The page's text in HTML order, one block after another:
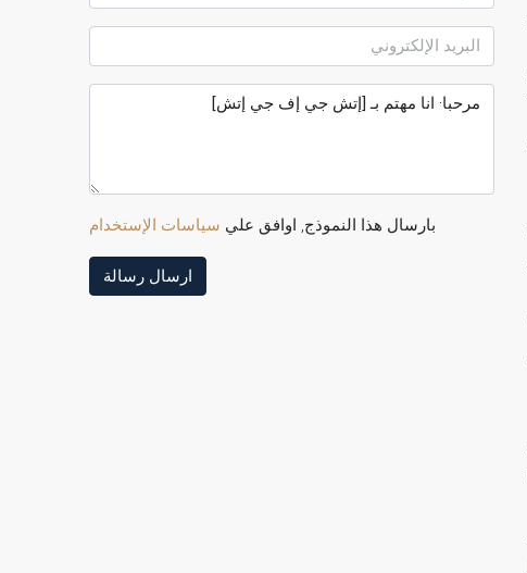
بارسال هذا النموذج, اوافق علي سياسات الإستخدام
ارسال رسالة